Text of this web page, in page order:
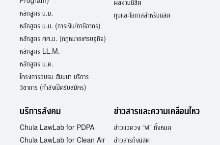
หลักสูตร น.ม.
หลักสูตร น.ม. (การเงิน/ภาษีอากร)
หลักสูตร ศศ.ม. (กฎหมายเศรษฐกิจ)
หลักสูตร LL.M.
หลักสูตร น.ด.
โครงการอบรม สัมมนา บริการ
วิชาการ (กำลังเปิดรับสมัคร)
ผลงานนิสิต
ทุนและโอกาสสำหรับนิสิต
บริการสังคม
Chula LawLab for PDPA
Chula LawLab for Clean Air
ข่าวสารและความเคลื่อนไหว
ข่าวแวดวง “ฬ” ทั้งหมด
ข่าวสารถึงนิสิต